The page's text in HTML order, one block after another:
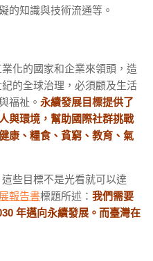
的知識與技術流通等。
化的國家和企業來領頭，造
的全球治理，必須顧及生活
福祉。 永續發展目標提供了
與環境，幫助國際社群挑戰
康、糧食、貧窮、教育、氣
些目標不是光看就可以達
報告書標題所述： 我們需要
年邁向永續發展。而臺灣在